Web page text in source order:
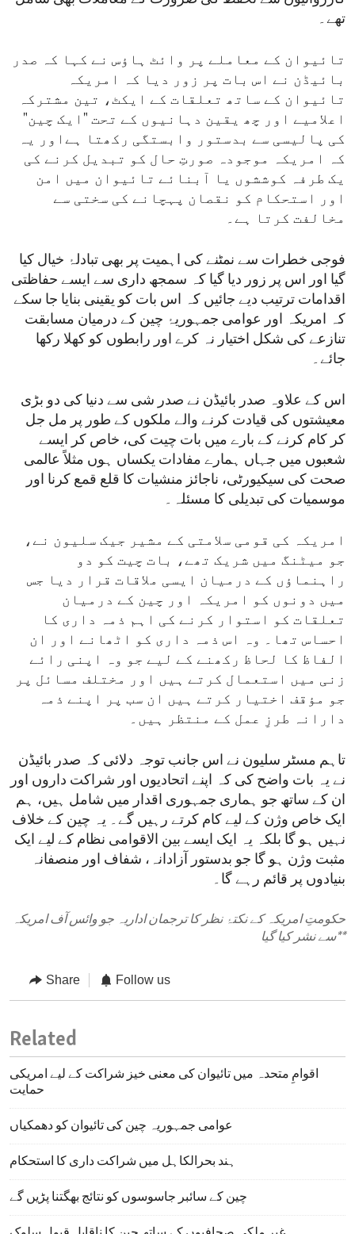
تھے۔
تائیوان کے معاملے پر وائٹ ہاؤس نے کہا کہ صدر
بائیڈن نے اس بات پر زور دیا کہ امریکہ
تائیوان کے ساتھ تعلقات کے ایکٹ، تین مشترکہ
اعلامیے اور چھ یقین دہانیوں کے تحت "ایک چین"
کی پالیسی سے بدستور وابستگی رکھتا ہےاور یہ
کہ امریکہ موجودہ صورتِ حال کو تبدیل کرنے کی
یک طرفہ کوششوں یا آبنائے تائیوان میں امن
اور استحکام کو نقصان پہچانے کی سختی سے
مخالفت کرتا ہے۔
فوجی خطرات سے نمٹنے کی اہمیت پر بھی تبادلۂ خیال کیا
گیا اور اس پر زور دیا گیا کہ سمجھ داری سے ایسے حفاظتی
اقدامات ترتیب دیے جائیں کہ اس بات کو یقینی بنایا جا سکے
کہ امریکہ اور عوامی جمہوریۂ چین کے درمیان مسابقت
تنازعے کی شکل اختیار نہ کرے اور رابطوں کو کھلا رکھا
جائے۔
اس کے علاوہ صدر بائیڈن نے صدر شی سے دنیا کی دو بڑی
معیشتوں کی قیادت کرنے والے ملکوں کے طور پر مل جل
کر کام کرنے کے بارے میں بات چیت کی، خاص کر ایسے
شعبوں میں جہاں ہمارے مفادات یکساں ہوں مثلاً عالمی
صحت کی سیکیورٹی، ناجائز منشیات کا قلع قمع کرنا اور
موسمیات کی تبدیلی کا مسئلہ۔
امریکہ کی قومی سلامتی کے مشیر جیک سلیون نے،
جو میٹنگ میں شریک تھے، بات چیت کو دو
راہنماؤں کے درمیان ایسی ملاقات قرار دیا جس
میں دونوں کو امریکہ اور چین کے درمیان
تعلقات کو استوار کرنے کی اہم ذمہ داری کا
احساس تھا۔ وہ اس ذمہ داری کو اٹھانے اور ان
الفاظ کا لحاظ رکھنے کے لیے جو وہ اپنی رائے
زنی میں استعمال کرتے ہیں اور مختلف مسائل پر
جو مؤقف اختیار کرتے ہیں ان سب پر اپنے ذمہ
دارانہ طرزِ عمل کے منتظر ہیں۔
تاہم مسٹر سلیون نے اس جانب توجہ دلائی کہ صدر بائیڈن
نے یہ بات واضح کی کہ اپنے اتحادیوں اور شراکت داروں اور
ان کے ساتھ جو ہماری جمہوری اقدار میں شامل ہیں، ہم
ایک خاص وژن کے لیے کام کرتے رہیں گے۔ یہ چین کے خلاف
نہیں ہو گا بلکہ یہ ایک ایسے بین الاقوامی نظام کے لیے ایک
مثبت وژن ہو گا جو بدستور آزادانہ، شفاف اور منصفانہ
بنیادوں پر قائم رہے گا۔
حکومتِ امریکہ کے نکتۂ نظر کا ترجمان اداریہ جو وائس آف امریکہ
سے نشر کیا گیا**
Share Follow us
Related
اقوامِ متحدہ میں تائیوان کی معنی خیز شراکت کے لیے امریکی
حمایت
عوامی جمہوریہ چین کی تائیوان کو دھمکیاں
ہند بحرالکاہل میں شراکت داری کا استحکام
چین کے سائبر جاسوسوں کو نتائج بھگتنا پڑیں گے